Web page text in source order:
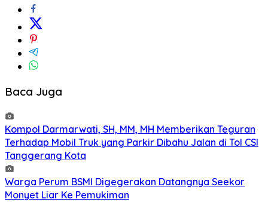
Baca Juga
Kompol Darmarwati, SH, MM, MH Memberikan Teguran
Terhadap Mobil Truk yang Parkir Dibahu Jalan di Tol CSI
Tanggerang Kota
Warga Perum BSMI Digegerakan Datangnya Seekor
Monyet Liar Ke Pemukiman